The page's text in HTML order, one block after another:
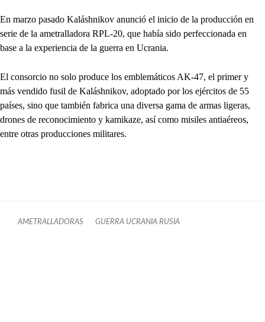
En marzo pasado Kaláshnikov anunció el inicio de la producción en
serie de la ametralladora RPL-20, que había sido perfeccionada en
base a la experiencia de la guerra en Ucrania.
El consorcio no solo produce los emblemáticos AK-47, el primer y
más vendido fusil de Kaláshnikov, adoptado por los ejércitos de 55
países, sino que también fabrica una diversa gama de armas ligeras,
drones de reconocimiento y kamikaze, así como misiles antiaéreos,
entre otras producciones militares.
AMETRALLADORAS GUERRA UCRANIA RUSIA